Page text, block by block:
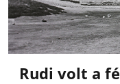
Rudi volt a